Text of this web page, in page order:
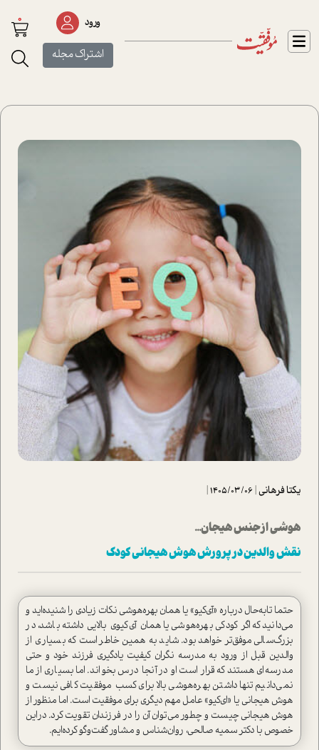
ورود
اشتراک مجله
0
یکتا فرهانی|
1405/03/06
|
هوشي از جنس هيجان...
نقش والدين در پرورش هوش هيجاني کودک
حتما تابه‌حال درباره «آي‌كيو»‌ يا همان بهره‌هوشي نکات زيادي را شنیده‌اید و
مي‌دانيد ‌كه اگر كودكي بهره‌هوشي يا همان آي‌كيوي بالايي داشته باشد، در
بزرگ‌سالي موفق‌تر خواهد بود. شايد به همين خاطر است كه بسياري‌ از
والدين قبل از ورود به‌ مدرسه ‌نگران كيفيت يادگيري فرزند خود و‌ حتي
مدرسه‌اي هستند‌ كه قرار است او در آنجا درس بخواند‌. اما بسياري از ما
نمي‌دانيم تنها داشتن بهره‌هوشي بالا براي كسب موفقيت كافي نيست و
هوش هيجاني يا «اي‌كيو» عامل مهم دیگری برای موفقیت است. اما منظور از
هوش هيجاني چيست و چطور مي‌توان آن را در فرزندان تقويت كرد‌. در‌اين
خصوص با دكتر سميه صالحي‌، روان‌شناس و مشاور گفت‌و‌گو كرده‌ايم‌.